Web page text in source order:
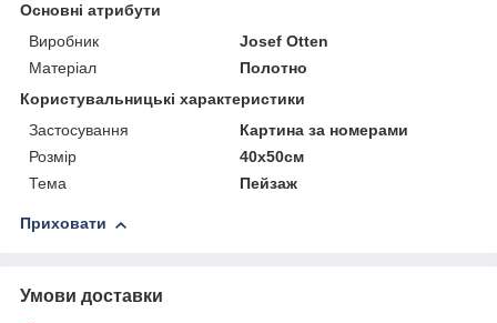
Основні атрибути
Виробник
Josef Otten
Матеріал
Полотно
Користувальницькі характеристики
Застосування
Картина за номерами
Розмір
40х50см
Тема
Пейзаж
Приховати
Умови доставки